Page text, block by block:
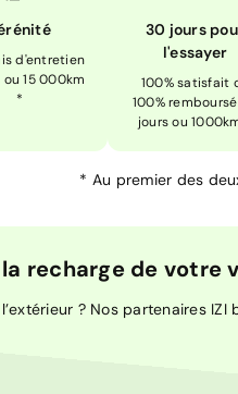
d'entretien
ou 15 000km
*
30 jours
l'essayer
100% satisfait
100%
jours ou
* Au premier des
recharge de votre
? Nos partenaires IZI